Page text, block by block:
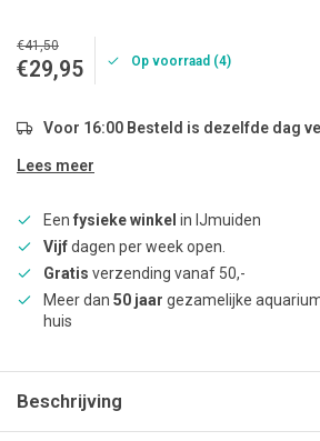
€41,50
€29,95 Op voorraad (4)
Voor 16:00 Besteld is dezelfde dag
Lees meer
Een fysieke winkel in IJmuiden
Vijfdagen per week open.
Gratis verzending vanaf 50,-
Meer dan 50 jaar gezamelijke
huis
Beschrijving